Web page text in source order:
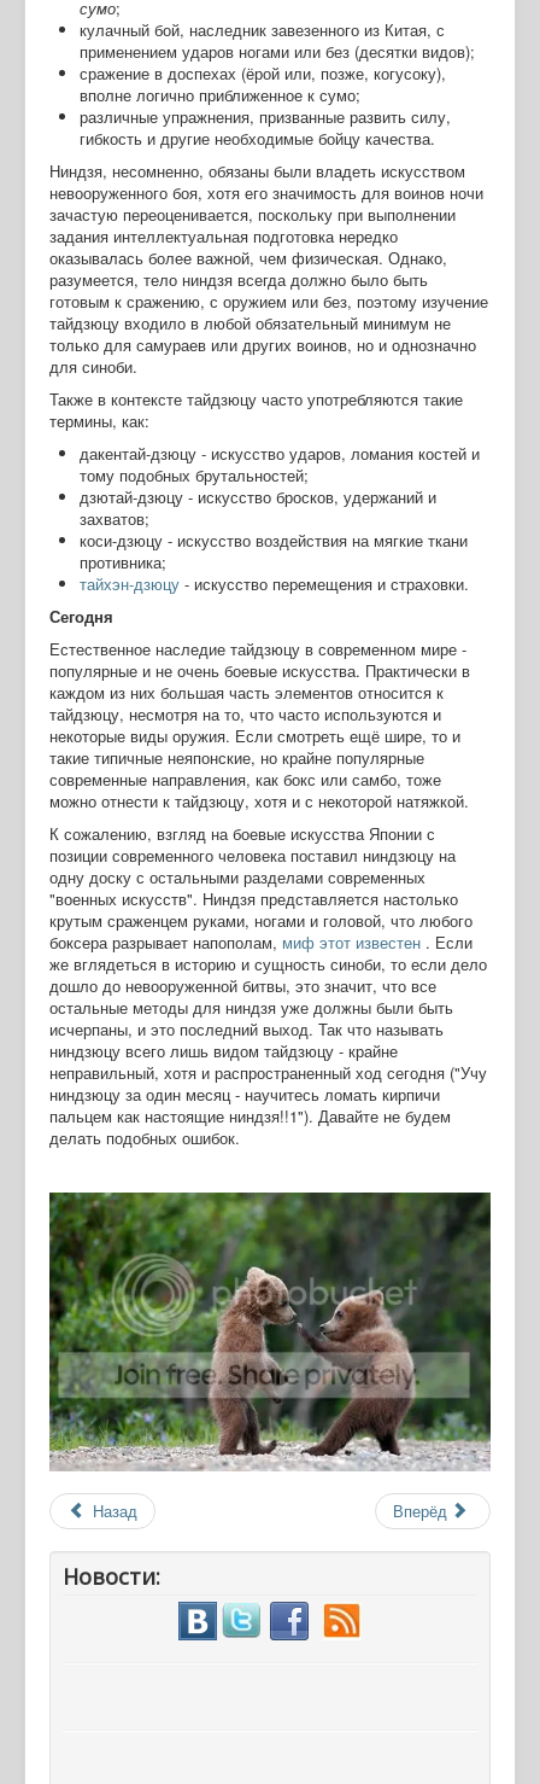
сумо;
кулачный бой, наследник завезенного из Китая, с
применением ударов ногами или без (десятки видов);
сражение в доспехах (ёрой или, позже, когусоку),
вполне логично приближенное к сумо;
различные упражнения, призванные развить силу,
гибкость и другие необходимые бойцу качества.
Ниндзя, несомненно, обязаны были владеть искусством
невооруженного боя, хотя его значимость для воинов ночи
зачастую переоценивается, поскольку при выполнении
задания интеллектуальная подготовка нередко
оказывалась более важной, чем физическая. Однако,
разумеется, тело ниндзя всегда должно было быть
готовым к сражению, с оружием или без, поэтому изучение
тайдзюцу входило в любой обязательный минимум не
только для самураев или других воинов, но и однозначно
для синоби.
Также в контексте тайдзюцу часто употребляются такие
термины, как:
дакентай-дзюцу - искусство ударов, ломания костей и
тому подобных брутальностей;
дзютай-дзюцу - искусство бросков, удержаний и
захватов;
коси-дзюцу - искусство воздействия на мягкие ткани
противника;
тайхэн-дзюцу - искусство перемещения и страховки.
Сегодня
Естественное наследие тайдзюцу в современном мире -
популярные и не очень боевые искусства. Практически в
каждом из них большая часть элементов относится к
тайдзюцу, несмотря на то, что часто используются и
некоторые виды оружия. Если смотреть ещё шире, то и
такие типичные неяпонские, но крайне популярные
современные направления, как бокс или самбо, тоже
можно отнести к тайдзюцу, хотя и с некоторой натяжкой.
К сожалению, взгляд на боевые искусства Японии с
позиции современного человека поставил ниндзюцу на
одну доску с остальными разделами современных
"военных искусств". Ниндзя представляется настолько
крутым сраженцем руками, ногами и головой, что любого
боксера разрывает напополам, миф этот известен . Если
же вглядеться в историю и сущность синоби, то если дело
дошло до невооруженной битвы, это значит, что все
остальные методы для ниндзя уже должны были быть
исчерпаны, и это последний выход. Так что называть
ниндзюцу всего лишь видом тайдзюцу - крайне
неправильный, хотя и распространенный ход сегодня ("Учу
ниндзюцу за один месяц - научитесь ломать кирпичи
пальцем как настоящие ниндзя!!1"). Давайте не будем
делать подобных ошибок.
Назад Вперёд
Новости: